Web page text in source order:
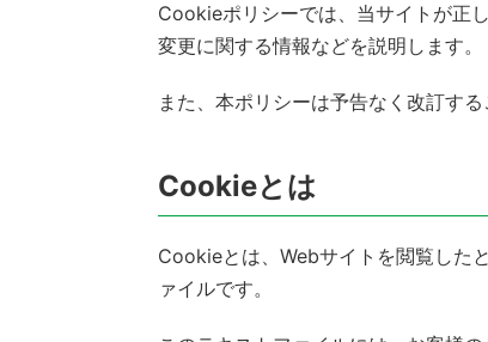
Cookieポリシーでは、当サイトが正
変更に関する情報などを説明します。
また、本ポリシーは予告なく改訂す
Cookieとは
Cookieとは、Webサイトを閲覧した
ァイルです。